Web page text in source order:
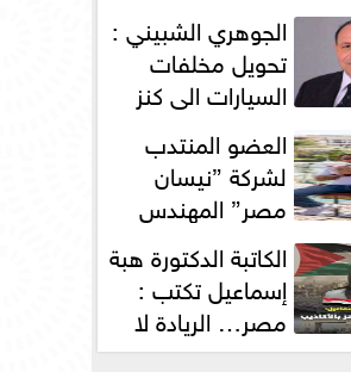
الجوهري الشبيني :
تحويل مخلفات
السيارات الي كنز
بمليارات الدولارات
العضو المنتدب
لشركة ”نيسان
مصر” المهندس
محمد عبد الصمد:
الكاتبة الدكتورة هبة
إسماعيل تكتب :
مصر… الريادة لا
تُهز بالأكاذيب